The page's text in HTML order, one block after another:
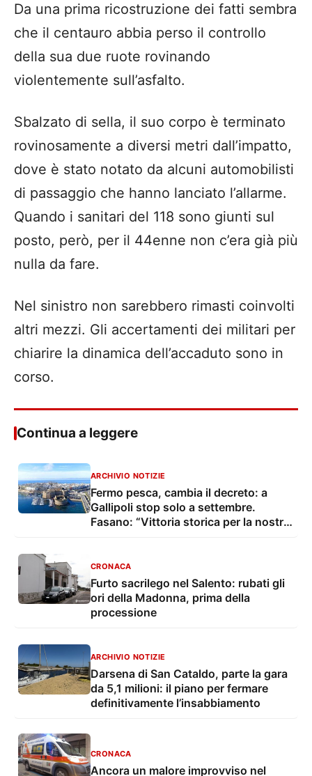
Da una prima ricostruzione dei fatti sembra
che il centauro abbia perso il controllo
della sua due ruote rovinando
violentemente sull’asfalto.
Sbalzato di sella, il suo corpo è terminato
rovinosamente a diversi metri dall’impatto,
dove è stato notato da alcuni automobilisti
di passaggio che hanno lanciato l’allarme.
Quando i sanitari del 118 sono giunti sul
posto, però, per il 44enne non c’era già più
nulla da fare.
Nel sinistro non sarebbero rimasti coinvolti
altri mezzi. Gli accertamenti dei militari per
chiarire la dinamica dell’accaduto sono in
corso.
Continua a leggere
ARCHIVIO NOTIZIE
Fermo pesca, cambia il decreto: a
Gallipoli stop solo a settembre.
Fasano: “Vittoria storica per la nostra
CRONACA
Furto sacrilego nel Salento: rubati gli
ori della Madonna, prima della
processione
ARCHIVIO NOTIZIE
Darsena di San Cataldo, parte la gara
da 5,1 milioni: il piano per fermare
definitivamente l’insabbiamento
CRONACA
Ancora un malore improvviso nel